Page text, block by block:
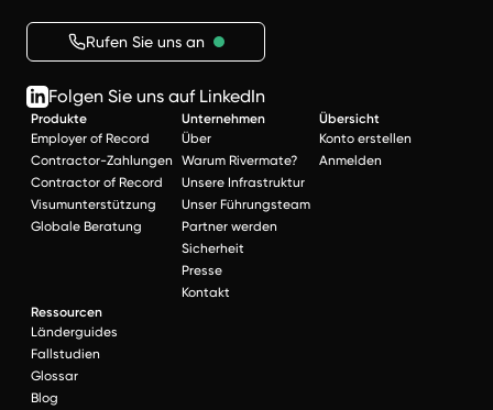
Rufen Sie uns an
Folgen Sie uns auf LinkedIn
Produkte
Employer of Record
Contractor-Zahlungen
Contractor of Record
Visumunterstützung
Globale Beratung
Unternehmen
Über
Warum Rivermate?
Unsere Infrastruktur
Unser Führungsteam
Partner werden
Sicherheit
Presse
Kontakt
Übersicht
Konto erstellen
Anmelden
Ressourcen
Länderguides
Fallstudien
Glossar
Blog